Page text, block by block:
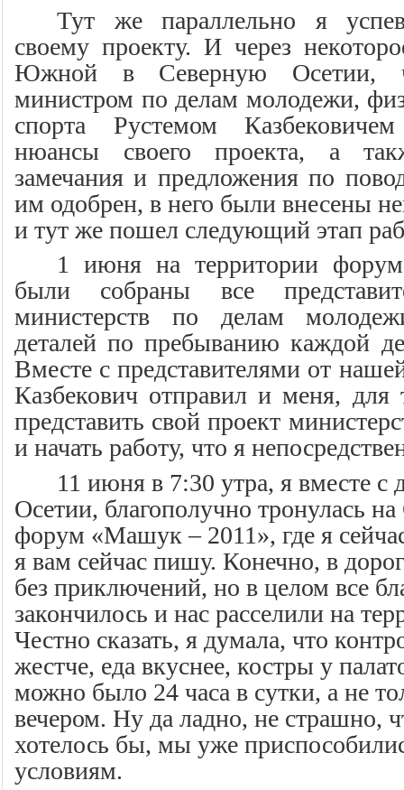
Тут же параллельно я
своему проекту. И через
Южной в Северную Осетии,
министром по делам молодежи,
спорта Рустемом
нюансы своего проекта, а
замечания и предложения по
им одобрен, в него были внесены
и тут же пошел следующий этап
1 июня на территории
были собраны все
министерств по делам
деталей по пребыванию каждой
Вместе с представителями от
Казбекович отправил и меня, для
представить свой проект
и начать работу, что я
11 июня в 7:30 утра, я вместе с
Осетии, благополучно тронулась
форум «Машук – 2011», где я
я вам сейчас пишу. Конечно, в
без приключений, но в целом все
закончилось и нас расселили на
Честно сказать, я думала, что
жестче, еда вкуснее, костры у
можно было 24 часа в сутки, а не
вечером. Ну да ладно, не страшно,
хотелось бы, мы уже
условиям.